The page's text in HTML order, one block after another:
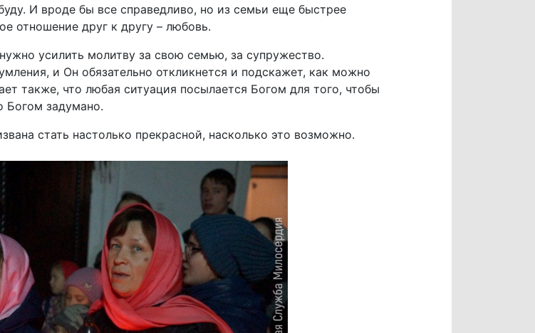
И вроде бы все справедливо, но из семьи еще быстрее
отношение друг к другу – любовь.
усилить молитву за свою семью, за супружество.
и Он обязательно откликнется и подскажет, как можно
также, что любая ситуация посылается Богом для того, чтобы
Богом задумано.
стать настолько прекрасной, насколько это возможно.